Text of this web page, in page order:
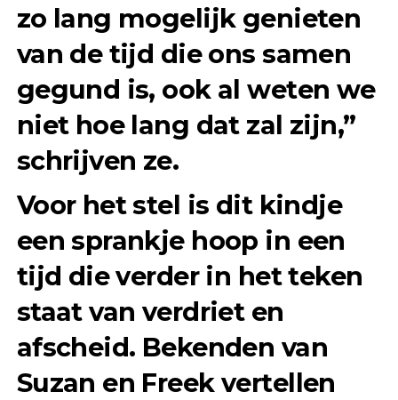
zo lang mogelijk genieten
van de tijd die ons samen
gegund is, ook al weten we
niet hoe lang dat zal zijn,”
schrijven ze.
Voor het stel is dit kindje
een sprankje hoop in een
tijd die verder in het teken
staat van verdriet en
afscheid. Bekenden van
Suzan en Freek vertellen